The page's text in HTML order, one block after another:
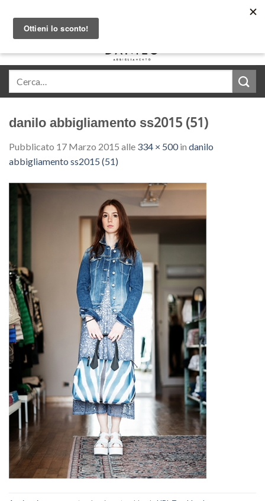
content
danilo abbigliamento ss2015 (51)
Pubblicato 17 Marzo 2015 alle 334 × 500in danilo
abbigliamento ss2015 (51)